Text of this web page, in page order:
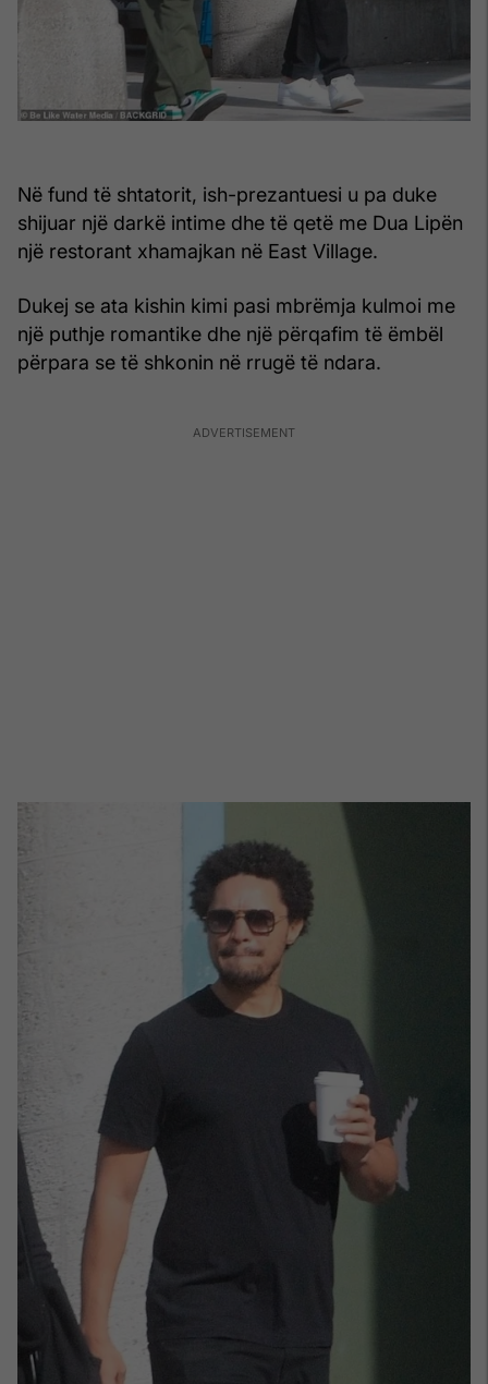
Në fund të shtatorit, ish-prezantuesi u pa duke
shijuar një darkë intime dhe të qetë me Dua Lipën
një restorant xhamajkan në East Village.
Dukej se ata kishin kimi pasi mbrëmja kulmoi me
një puthje romantike dhe një përqafim të ëmbël
përpara se të shkonin në rrugë të ndara.